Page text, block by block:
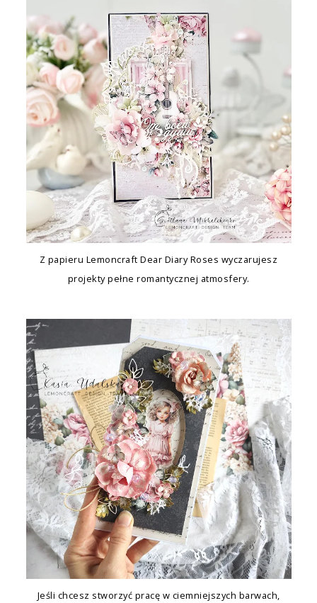
Z papieru Lemoncraft Dear Diary Roses wyczarujesz
projekty pełne romantycznej atmosfery.
Jeśli chcesz stworzyć pracę w ciemniejszych barwach,